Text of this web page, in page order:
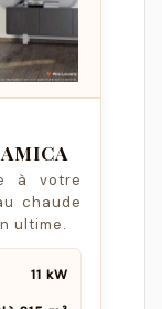
à votre
chaude
ultime.
11 kW